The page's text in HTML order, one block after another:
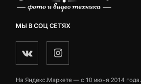
МЫ В СОЦ СЕТЯХ
На Яндекс.Маркете — c 10 июня 2014 года.